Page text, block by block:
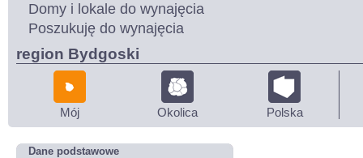
Domy i lokale do wynajęcia
Poszukuję do wynajęcia
region Bydgoski
Mój Okolica Polska
Dane podstawowe